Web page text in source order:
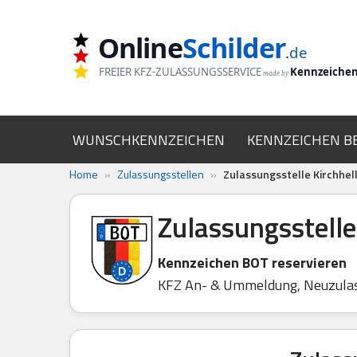
OnlineSchilder.de
FREIER KFZ-ZULASSUNGSSERVICE made by Kennzeichen
WUNSCHKENNZEICHEN KENNZEICHEN
Home » Zulassungsstellen » Zulassungsstelle
Kennzeichen BOT reservieren
KFZ An- & Ummeldung,